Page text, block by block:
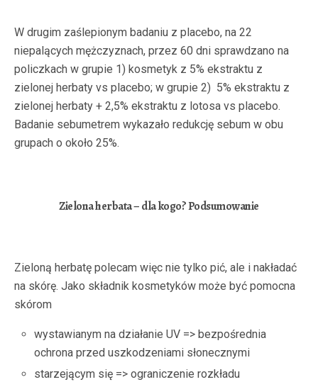
W drugim zaślepionym badaniu z placebo, na 22
niepalących mężczyznach, przez 60 dni sprawdzano na
policzkach w grupie 1) kosmetyk z 5% ekstraktu z
zielonej herbaty vs placebo; w grupie 2) 5% ekstraktu z
zielonej herbaty + 2,5% ekstraktu z lotosa vs placebo.
Badanie sebumetrem wykazało redukcję sebum w obu
grupach o około 25%.
Zielona herbata – dla kogo? Podsumowanie
Zieloną herbatę polecam więc nie tylko pić, ale i nakładać
na skórę. Jako składnik kosmetyków może być pomocna
skórom
wystawianym na działanie UV => bezpośrednia
ochrona przed uszkodzeniami słonecznymi
starzejącym się => ograniczenie rozkładu